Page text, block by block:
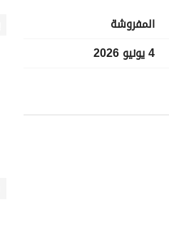
المفروشة
4 يونيو 2026